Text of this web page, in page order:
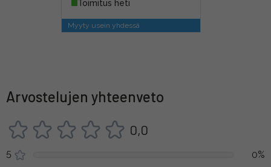
Toimitus heti
Myyty usein yhdessä
Arvostelujen yhteenveto
0,0
5
0%